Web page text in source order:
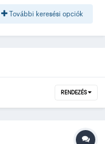
További keresési opciók
RENDEZÉS